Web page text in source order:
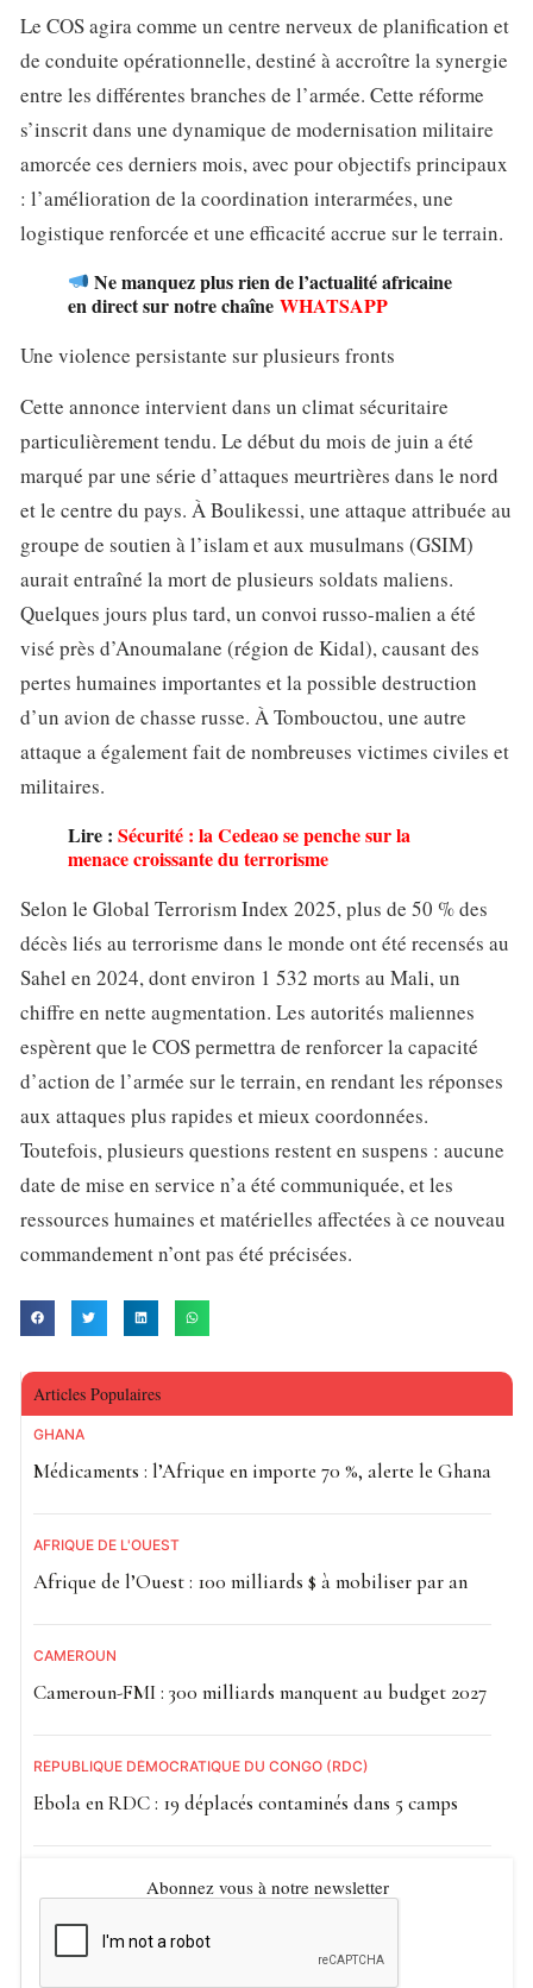
Le COS agira comme un centre nerveux de planification et
de conduite opérationnelle, destiné à accroître la synergie
entre les différentes branches de l’armée. Cette réforme
s’inscrit dans une dynamique de modernisation militaire
amorcée ces derniers mois, avec pour objectifs principaux
: l’amélioration de la coordination interarmées, une
logistique renforcée et une efficacité accrue sur le terrain.
Ne manquez plus rien de l’actualité africaine
en direct sur notre chaîne WHATSAPP
Une violence persistante sur plusieurs fronts
Cette annonce intervient dans un climat sécuritaire
particulièrement tendu. Le début du mois de juin a été
marqué par une série d’attaques meurtrières dans le nord
et le centre du pays. À Boulikessi, une attaque attribuée au
groupe de soutien à l’islam et aux musulmans (GSIM)
aurait entraîné la mort de plusieurs soldats maliens.
Quelques jours plus tard, un convoi russo-malien a été
visé près d’Anoumalane (région de Kidal), causant des
pertes humaines importantes et la possible destruction
d’un avion de chasse russe. À Tombouctou, une autre
attaque a également fait de nombreuses victimes civiles et
militaires.
Lire : Sécurité : la Cedeao se penche sur la
menace croissante du terrorisme
Selon le Global Terrorism Index 2025, plus de 50 % des
décès liés au terrorisme dans le monde ont été recensés au
Sahel en 2024, dont environ 1 532 morts au Mali, un
chiffre en nette augmentation. Les autorités maliennes
espèrent que le COS permettra de renforcer la capacité
d’action de l’armée sur le terrain, en rendant les réponses
aux attaques plus rapides et mieux coordonnées.
Toutefois, plusieurs questions restent en suspens : aucune
date de mise en service n’a été communiquée, et les
ressources humaines et matérielles affectées à ce nouveau
commandement n’ont pas été précisées.
Articles Populaires
GHANA
Médicaments : l’Afrique en importe 70 %, alerte le Ghana
AFRIQUE DE L'OUEST
Afrique de l’Ouest : 100 milliards $ à mobiliser par an
CAMEROUN
Cameroun-FMI : 300 milliards manquent au budget 2027
RÉPUBLIQUE DÉMOCRATIQUE DU CONGO (RDC)
Ebola en RDC : 19 déplacés contaminés dans 5 camps
Abonnez vous à notre newsletter